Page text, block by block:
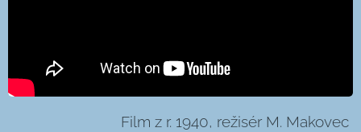
Film z r. 1940, režisér M. Makovec